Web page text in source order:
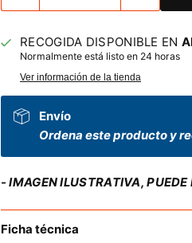
RECOGIDA DISPONIBLE EN
Normalmente está listo en 24 horas
Ver información de la tienda
Envío
Ordena este producto y
- IMAGEN ILUSTRATIVA, PUEDE
Ficha técnica